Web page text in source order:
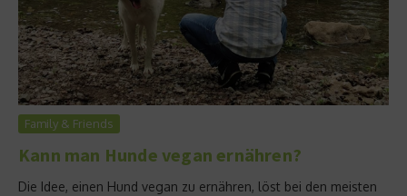
Family & Friends
Kann man Hunde vegan ernähren?
Die Idee, einen Hund vegan zu ernähren, löst bei den meisten